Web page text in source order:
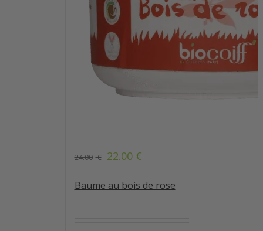
24.00 € 22.00 €
Baume au bois de rose